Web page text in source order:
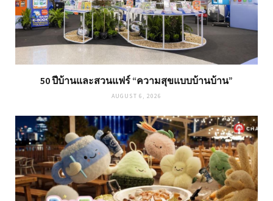
50 ปีบ้านและสวนแฟร์ “ความสุขแบบบ้านบ้าน”
AUGUST 6, 2026